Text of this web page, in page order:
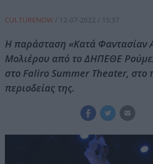
CULTURENOW / 12-07-2022 / 15:37
Η παράσταση «Κατά Φαντασίαν
Μολιέρου από το ΔΗΠΕΘΕ
στο Faliro Summer Theater, στο
περιοδείας της.